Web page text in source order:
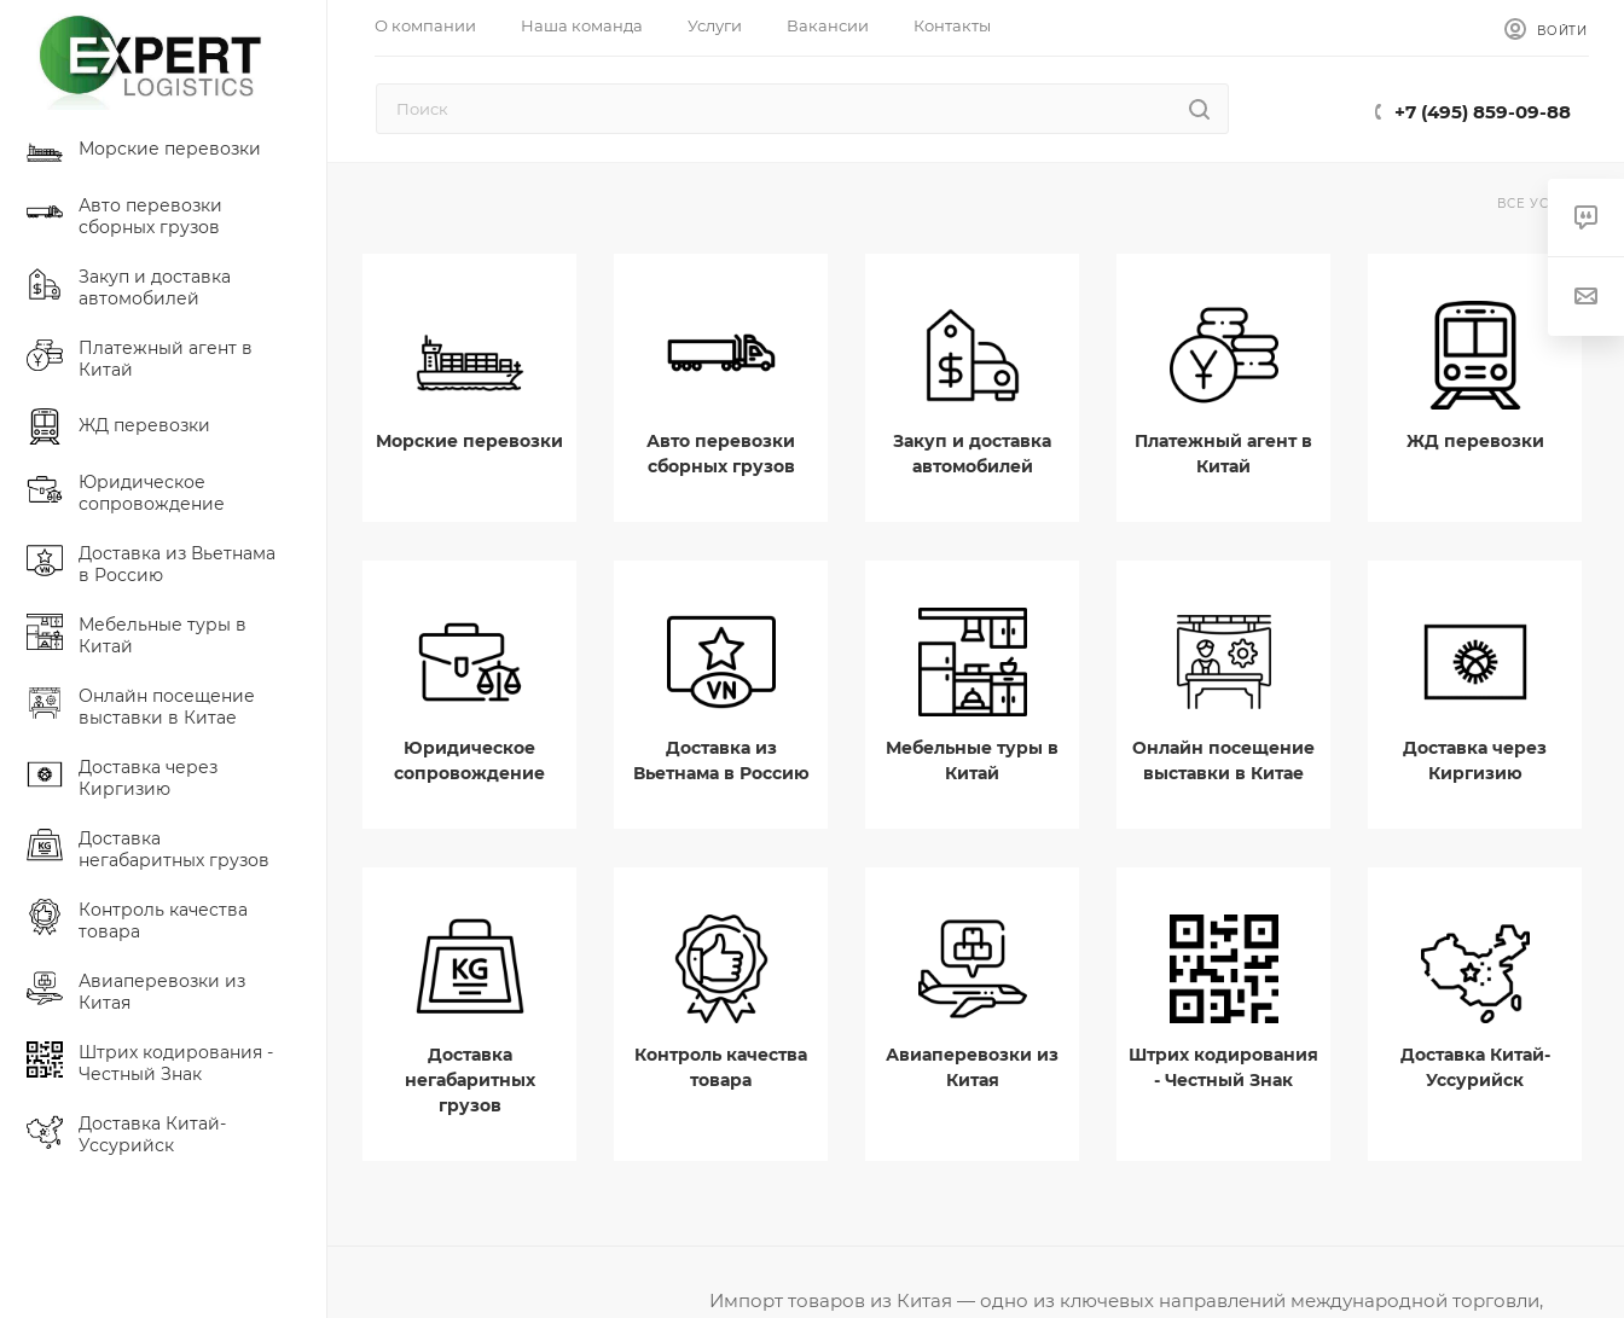
О компании Наша команда Услуги Вакансии Контакты ВОЙТИ
+7 (495) 859-09-88
Морские перевозки
Авто перевозки
сборных грузов
Закуп и доставка
автомобилей
Платежный агент в
Китай
ЖД перевозки
Юридическое
сопровождение
Доставка из Вьетнама
в Россию
Мебельные туры в
Китай
Онлайн посещение
выставки в Китае
Доставка через
Киргизию
Доставка
негабаритных грузов
Контроль качества
товара
Авиаперевозки из
Китая
Штрих кодирования -
Честный Знак
Доставка Китай-
Уссурийск
ВСЕ УСЛУГИ
Морские перевозки
Авто перевозки
сборных грузов
Закуп и доставка
автомобилей
Платежный агент в
Китай
ЖД перевозки
Юридическое
сопровождение
Доставка из
Вьетнама в Россию
Мебельные туры в
Китай
Онлайн посещение
выставки в Китае
Доставка через
Киргизию
Доставка
негабаритных
грузов
Контроль качества
товара
Авиаперевозки из
Китая
Штрих кодирования
- Честный Знак
Доставка Китай-
Уссурийск
Импорт товаров из Китая — одно из ключевых направлений международной торговли,